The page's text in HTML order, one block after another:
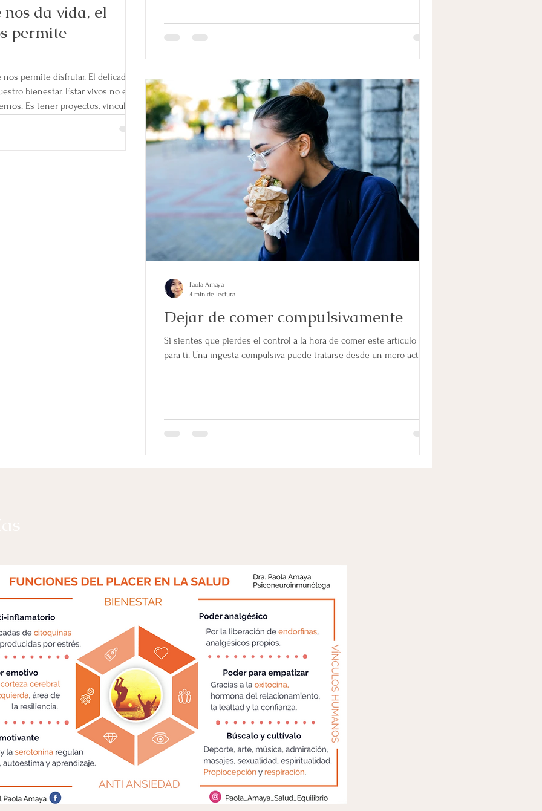
da vida, el
permite
permite disfrutar. El delicado
bienestar. Estar vivos no es
Es tener proyectos, vínculos,
han dejado de preguntarse
Dejar de comer compulsivamente
Si sientes que pierdes el control a la hora de comer este artículo es
para ti. Una ingesta compulsiva puede tratarse desde un mero acto...
Paola Amaya
4 min de lectura